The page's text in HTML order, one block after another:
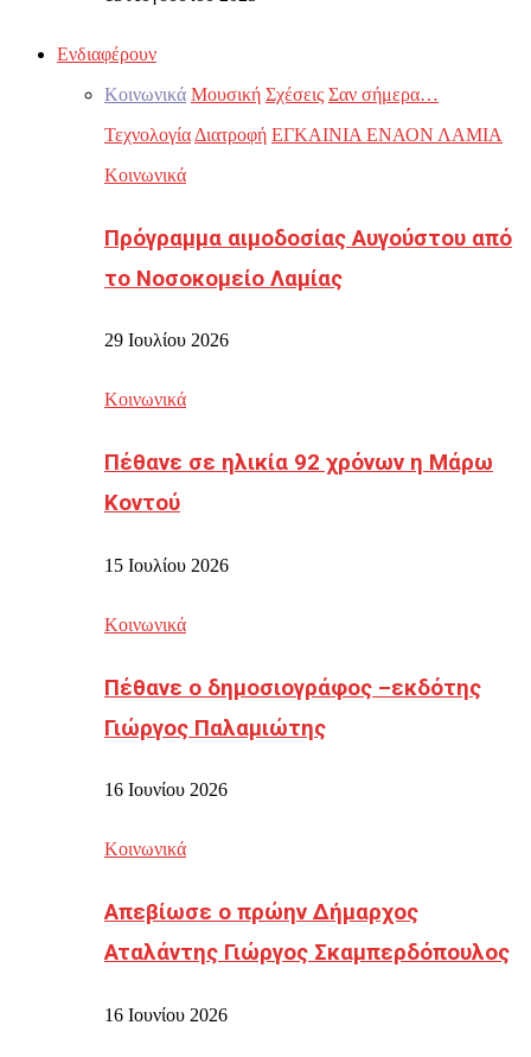
Ενδιαφέρουν
Κοινωνικά Μουσική Σχέσεις Σαν σήμερα…
Τεχνολογία Διατροφή ΕΓΚΑΙΝΙΑ ΕΝΑΟΝ ΛΑΜΙΑ
Κοινωνικά
Πρόγραμμα αιμοδοσίας Αυγούστου από
το Νοσοκομείο Λαμίας
29 Ιουλίου 2026
Κοινωνικά
Πέθανε σε ηλικία 92 χρόνων η Μάρω
Κοντού
15 Ιουλίου 2026
Κοινωνικά
Πέθανε ο δημοσιογράφος –εκδότης
Γιώργος Παλαμιώτης
16 Ιουνίου 2026
Κοινωνικά
Απεβίωσε ο πρώην Δήμαρχος
Αταλάντης Γιώργος Σκαμπερδόπουλος
16 Ιουνίου 2026